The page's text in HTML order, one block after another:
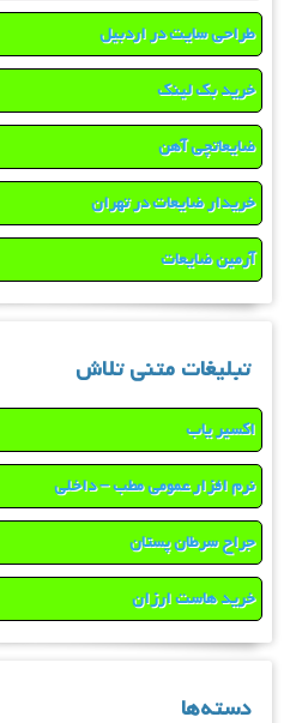
طراحی سایت در اردبیل
خرید بک لینک
ضایعاتچی آهن
خریدار ضایعات در تهران
آرمین ضایعات
تبلیغات متنی تلاش
اکسیر یاب
نرم افزار عمومی مطب – داخلی
جراح سرطان پستان
خرید هاست ارزان
دسته‌ها